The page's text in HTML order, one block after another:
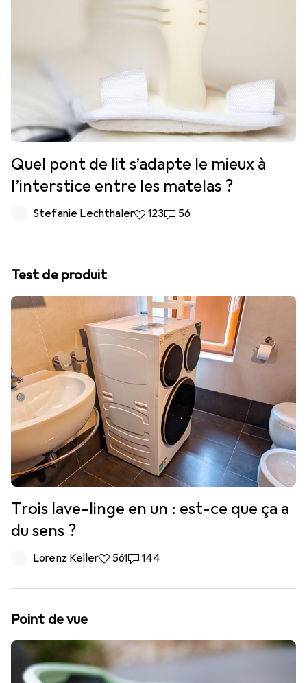
Quel pont de lit s’adapte le mieux à
l’interstice entre les matelas ?
Stefanie Lechthaler123 likes
12356 commentaires
56
Test de produit
Trois lave-linge en un : est-ce que ça a
du sens ?
Lorenz Keller561 likes
561144 commentaires
144
Point de vue